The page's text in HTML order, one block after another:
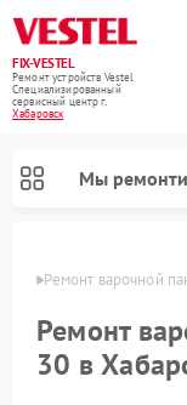
FIX-VESTEL
Ремонт устройств Vestel
Специализированный
cервисный центр г.
Хабаровск
Мы
Ремонт варочной
Ремонт
30 в